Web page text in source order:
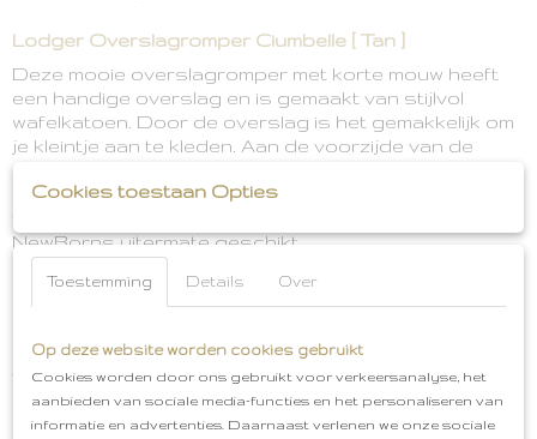
Lodger Overslagromper Ciumbelle [ Tan ]
Deze mooie overslagromper met korte mouw heeft
een handige overslag en is gemaakt van stijlvol
wafelkatoen. Door de overslag is het gemakkelijk om
je kleintje aan te kleden. Aan de voorzijde van de
romper zijn drukknoopjes bevestigd waardoor je
niets over het hoofdje van je kleintje hoetft te
trekken. Daarom is deze romper zeker voor de
NewBorns uitermate geschikt.
De overslagromper is gemaakt van 100% gebreid
katoen. Daardoor zijn de rompers luchtig en
overslagromper is Oeko=Tex gecertificeerd en dus
vrij van schadelijke stoffen. Bij de beentjes zitten er
extra plooitjes zodat er meer ruimte is voor de luier
en de randen niet knellen bij de bovenbeentjes.
Cookies toestaan Opties
Toestemming Details Over
Op deze website worden cookies gebruikt
Cookies worden door ons gebruikt voor verkeersanalyse, het
aanbieden van sociale media-functies en het personaliseren van
informatie en advertenties. Daarnaast verlenen we onze sociale